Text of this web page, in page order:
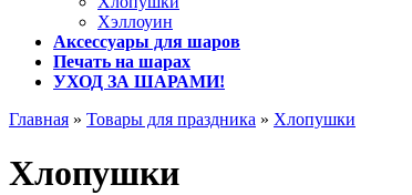
Хэллоуин
Аксессуары для шаров
Печать на шарах
УХОД ЗА ШАРАМИ!
Главная » Товары для праздника » Хлопушки
Хлопушки